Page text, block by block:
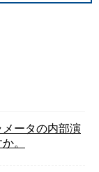
メータの内部演
。